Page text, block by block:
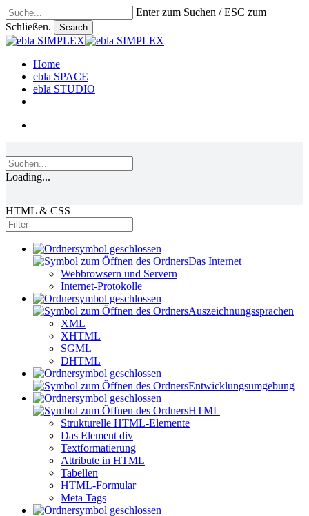
Skip
to
main
content
Enter zum Suchen / ESC zum
Schließen.
Search
Close
search
Menu
Home
ebla SPACE
ebla STUDIO
Loading...
HTML & CSS
Das Internet
Webbrowsern und Servern
Internet-Protokolle
Auszeichnungssprachen
XML
XHTML
SGML
DHTML
Entwicklungsumgebung
HTML
Strukturelle HTML-Elemente
Das Element div
Textformatierung
Attribute in HTML
Tabellen
HTML-Formular
Meta Tags